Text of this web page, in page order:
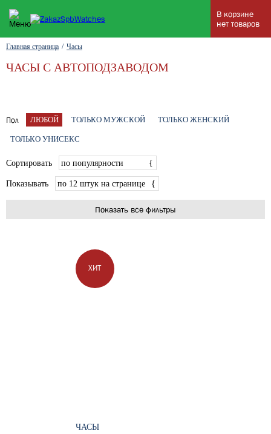
Главная страница / Часы
ЧАСЫ С АВТОПОДЗАВОДОМ
Пол ЛЮБОЙ ТОЛЬКО МУЖСКОЙ ТОЛЬКО ЖЕНСКИЙ
ТОЛЬКО УНИСЕКС
Сортировать {
по популярности
Показывать {
по 12 штук на странице
Показать все фильтры
ХИТ
ЧАСЫ
В корзине
нет товаров